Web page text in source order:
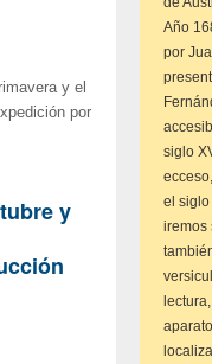
y el
por
y
Año
por
siglo
el siglo
iremos